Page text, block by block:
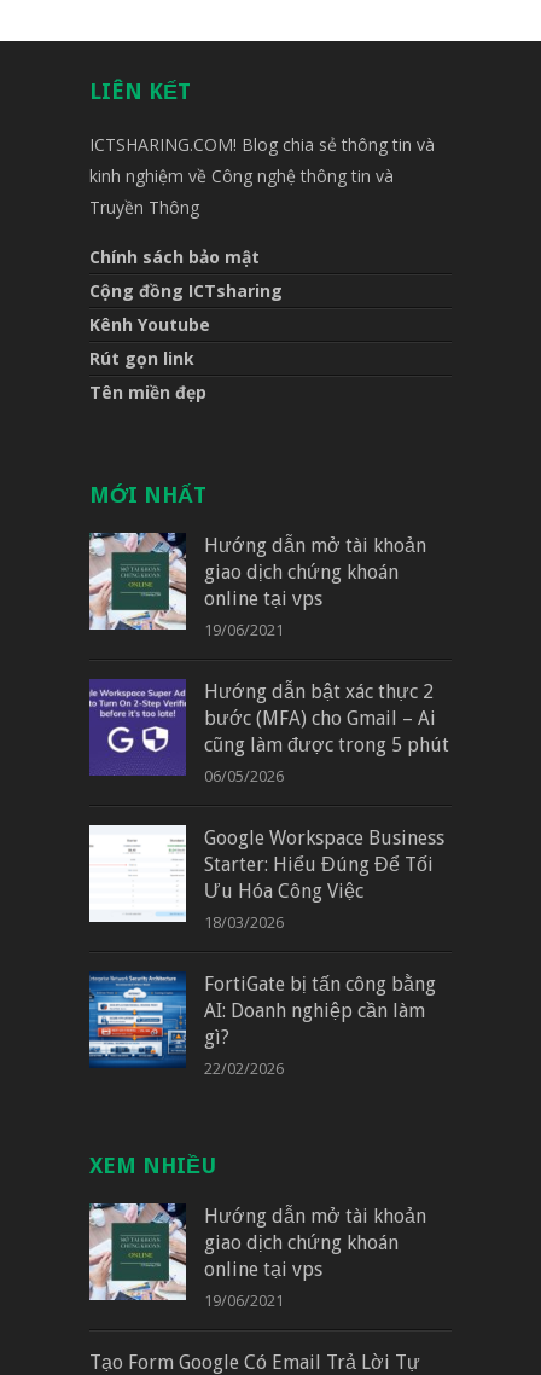
LIÊN KẾT
ICTSHARING.COM! Blog chia sẻ thông tin và
kinh nghiệm về Công nghệ thông tin và
Truyền Thông
Chính sách bảo mật
Cộng đồng ICTsharing
Kênh Youtube
Rút gọn link
Tên miền đẹp
MỚI NHẤT
Hướng dẫn mở tài khoản
giao dịch chứng khoán
online tại vps
19/06/2021
Hướng dẫn bật xác thực 2
bước (MFA) cho Gmail – Ai
cũng làm được trong 5 phút
06/05/2026
Google Workspace Business
Starter: Hiểu Đúng Để Tối
Ưu Hóa Công Việc
18/03/2026
FortiGate bị tấn công bằng
AI: Doanh nghiệp cần làm
gì?
22/02/2026
XEM NHIỀU
Hướng dẫn mở tài khoản
giao dịch chứng khoán
online tại vps
19/06/2021
Tạo Form Google Có Email Trả Lời Tự